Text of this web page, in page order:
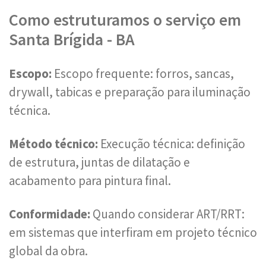
Como estruturamos o serviço em
Santa Brígida - BA
Escopo: Escopo frequente: forros, sancas,
drywall, tabicas e preparação para iluminação
técnica.
Método técnico: Execução técnica: definição
de estrutura, juntas de dilatação e
acabamento para pintura final.
Conformidade: Quando considerar ART/RRT:
em sistemas que interfiram em projeto técnico
global da obra.